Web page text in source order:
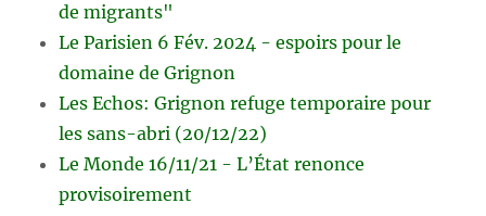
de migrants"
Le Parisien 6 Fév. 2024 - espoirs pour le
domaine de Grignon
Les Echos: Grignon refuge temporaire pour
les sans-abri (20/12/22)
Le Monde 16/11/21 - L’État renonce
provisoirement